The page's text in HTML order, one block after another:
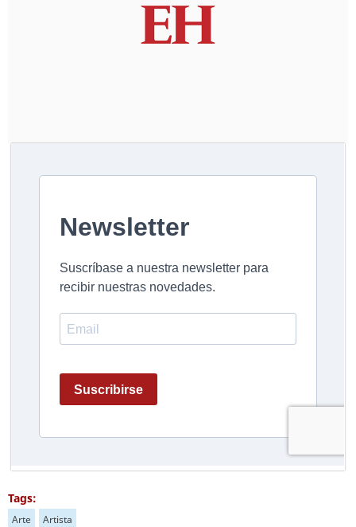
Tags:
Arte Artista